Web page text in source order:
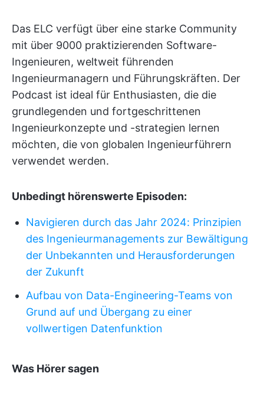
Das ELC verfügt über eine starke Community
mit über 9000 praktizierenden Software-
Ingenieuren, weltweit führenden
Ingenieurmanagern und Führungskräften. Der
Podcast ist ideal für Enthusiasten, die die
grundlegenden und fortgeschrittenen
Ingenieurkonzepte und -strategien lernen
möchten, die von globalen Ingenieurführern
verwendet werden.
Unbedingt hörenswerte Episoden:
Navigieren durch das Jahr 2024: Prinzipien
des Ingenieurmanagements zur Bewältigung
der Unbekannten und Herausforderungen
der Zukunft
Aufbau von Data-Engineering-Teams von
Grund auf und Übergang zu einer
vollwertigen Datenfunktion
Was Hörer sagen